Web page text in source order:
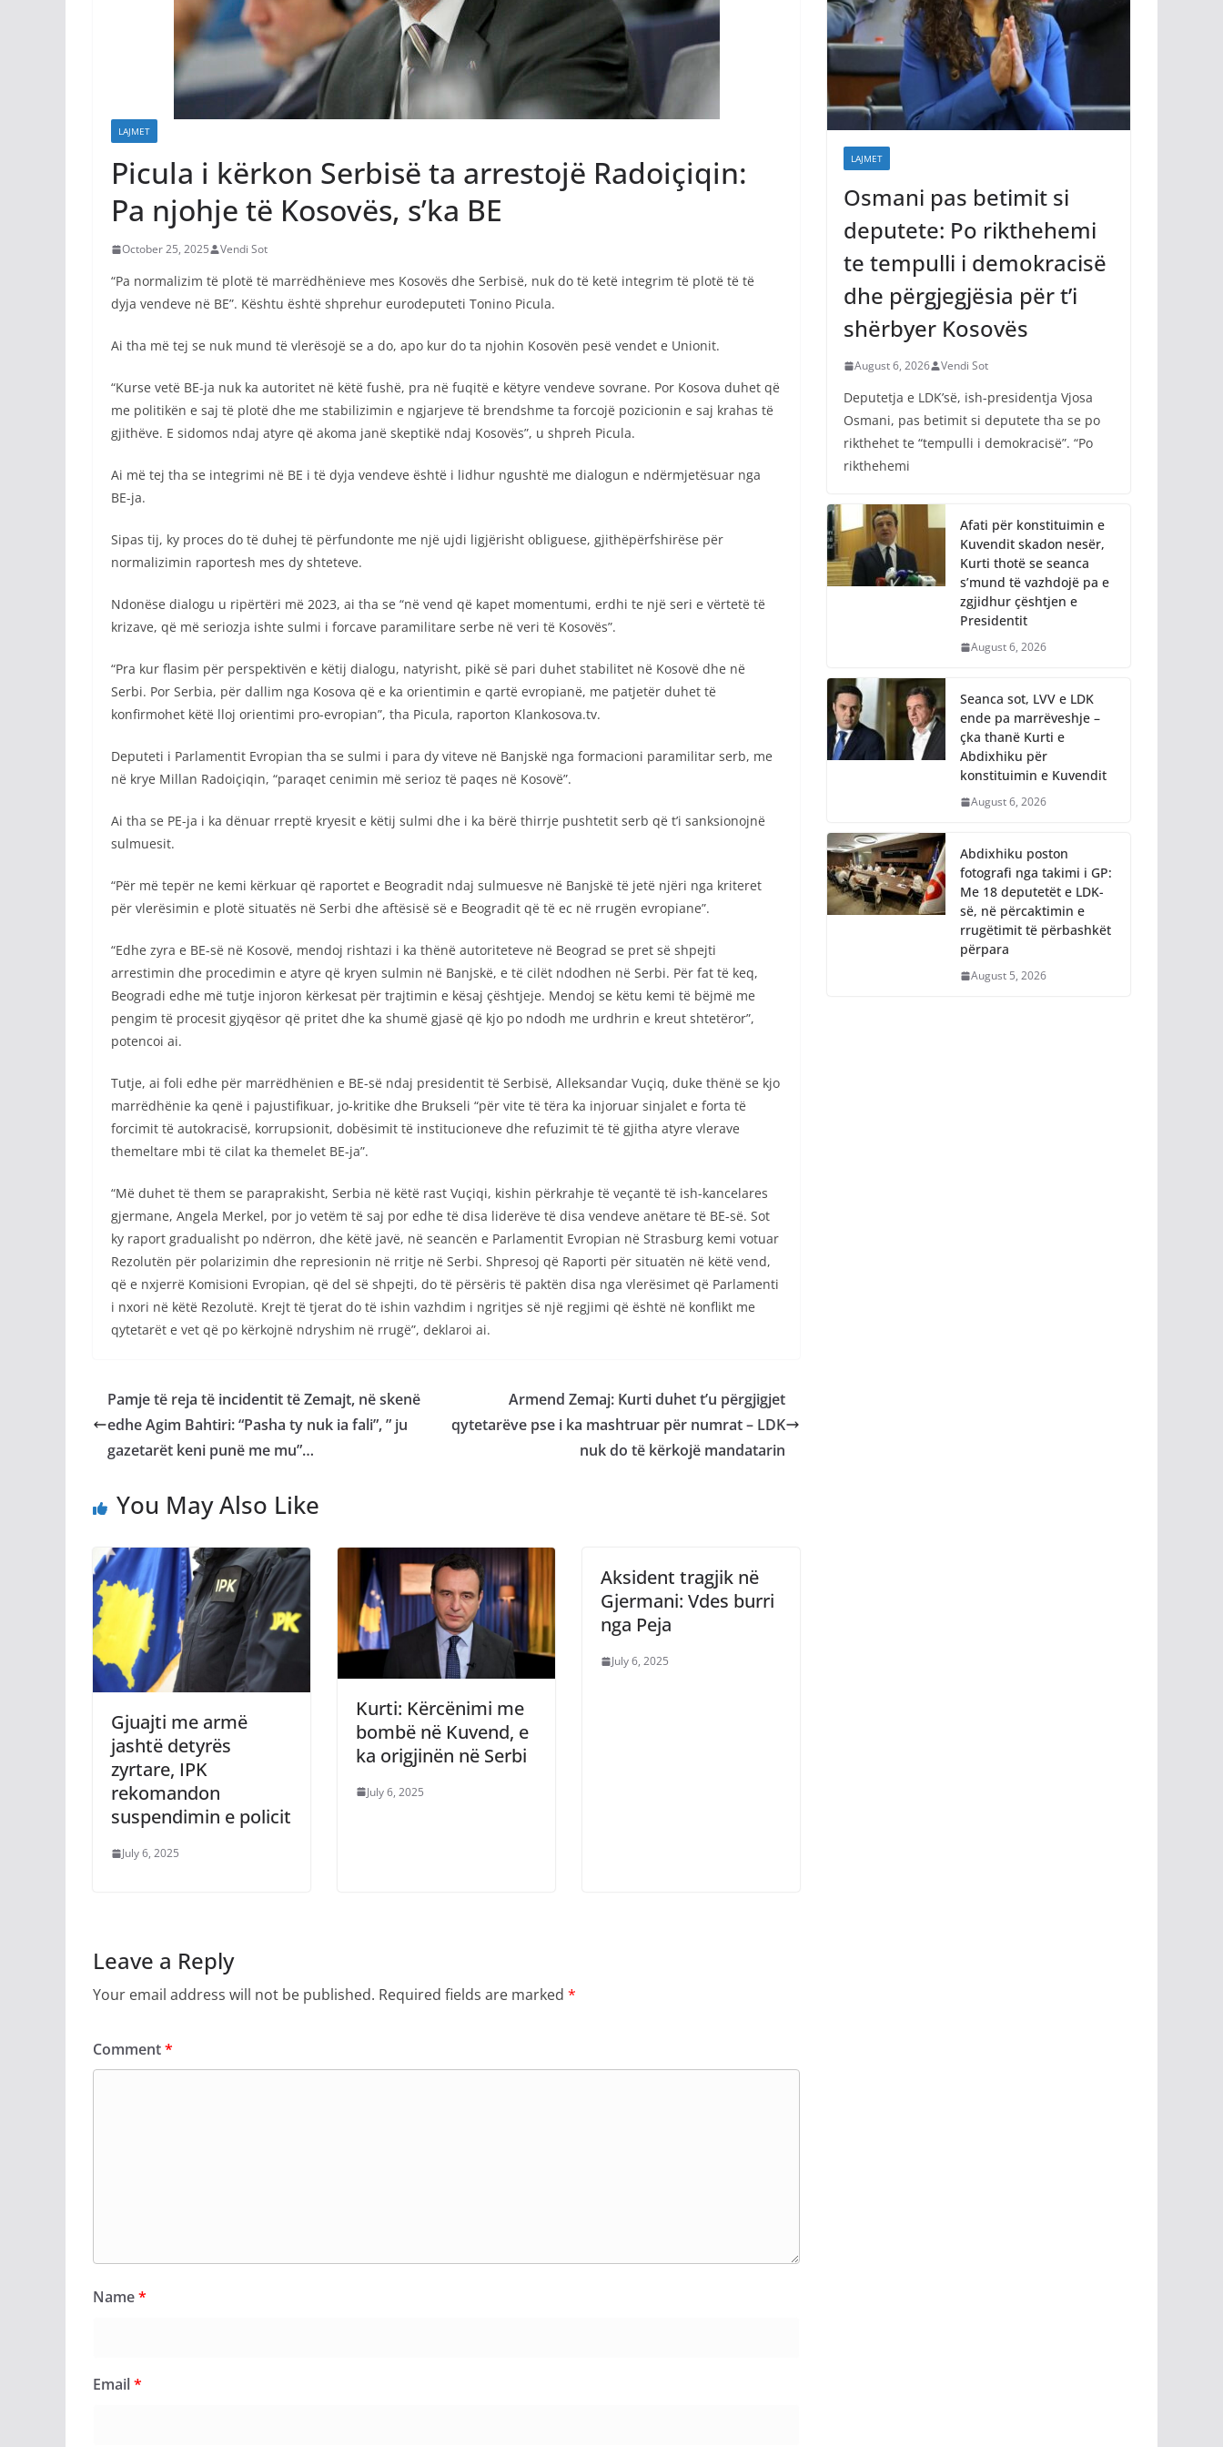
LAJMET
Picula i kërkon Serbisë ta arrestojë Radoiçiqin:
Pa njohje të Kosovës, s’ka BE
October 25, 2025 Vendi Sot
“Pa normalizim të plotë të marrëdhënieve mes Kosovës dhe Serbisë, nuk do të ketë integrim të plotë të të
dyja vendeve në BE”. Kështu është shprehur eurodeputeti Tonino Picula.
Ai tha më tej se nuk mund të vlerësojë se a do, apo kur do ta njohin Kosovën pesë vendet e Unionit.
“Kurse vetë BE-ja nuk ka autoritet në këtë fushë, pra në fuqitë e këtyre vendeve sovrane. Por Kosova duhet që
me politikën e saj të plotë dhe me stabilizimin e ngjarjeve të brendshme ta forcojë pozicionin e saj krahas të
gjithëve. E sidomos ndaj atyre që akoma janë skeptikë ndaj Kosovës”, u shpreh Picula.
Ai më tej tha se integrimi në BE i të dyja vendeve është i lidhur ngushtë me dialogun e ndërmjetësuar nga
BE-ja.
Sipas tij, ky proces do të duhej të përfundonte me një ujdi ligjërisht obliguese, gjithëpërfshirëse për
normalizimin raportesh mes dy shteteve.
Ndonëse dialogu u ripërtëri më 2023, ai tha se “në vend që kapet momentumi, erdhi te një seri e vërtetë të
krizave, që më seriozja ishte sulmi i forcave paramilitare serbe në veri të Kosovës”.
“Pra kur flasim për perspektivën e këtij dialogu, natyrisht, pikë së pari duhet stabilitet në Kosovë dhe në
Serbi. Por Serbia, për dallim nga Kosova që e ka orientimin e qartë evropianë, me patjetër duhet të
konfirmohet këtë lloj orientimi pro-evropian”, tha Picula, raporton Klankosova.tv.
Deputeti i Parlamentit Evropian tha se sulmi i para dy viteve në Banjskë nga formacioni paramilitar serb, me
në krye Millan Radoiçiqin, “paraqet cenimin më serioz të paqes në Kosovë”.
Ai tha se PE-ja i ka dënuar rreptë kryesit e këtij sulmi dhe i ka bërë thirrje pushtetit serb që t’i sanksionojnë
sulmuesit.
“Për më tepër ne kemi kërkuar që raportet e Beogradit ndaj sulmuesve në Banjskë të jetë njëri nga kriteret
për vlerësimin e plotë situatës në Serbi dhe aftësisë së e Beogradit që të ec në rrugën evropiane”.
“Edhe zyra e BE-së në Kosovë, mendoj rishtazi i ka thënë autoriteteve në Beograd se pret së shpejti
arrestimin dhe procedimin e atyre që kryen sulmin në Banjskë, e të cilët ndodhen në Serbi. Për fat të keq,
Beogradi edhe më tutje injoron kërkesat për trajtimin e kësaj çështjeje. Mendoj se këtu kemi të bëjmë me
pengim të procesit gjyqësor që pritet dhe ka shumë gjasë që kjo po ndodh me urdhrin e kreut shtetëror”,
potencoi ai.
Tutje, ai foli edhe për marrëdhënien e BE-së ndaj presidentit të Serbisë, Alleksandar Vuçiq, duke thënë se kjo
marrëdhënie ka qenë i pajustifikuar, jo-kritike dhe Brukseli “për vite të tëra ka injoruar sinjalet e forta të
forcimit të autokracisë, korrupsionit, dobësimit të institucioneve dhe refuzimit të të gjitha atyre vlerave
themeltare mbi të cilat ka themelet BE-ja”.
“Më duhet të them se paraprakisht, Serbia në këtë rast Vuçiqi, kishin përkrahje të veçantë të ish-kancelares
gjermane, Angela Merkel, por jo vetëm të saj por edhe të disa liderëve të disa vendeve anëtare të BE-së. Sot
ky raport gradualisht po ndërron, dhe këtë javë, në seancën e Parlamentit Evropian në Strasburg kemi votuar
Rezolutën për polarizimin dhe represionin në rritje në Serbi. Shpresoj që Raporti për situatën në këtë vend,
që e nxjerrë Komisioni Evropian, që del së shpejti, do të përsëris të paktën disa nga vlerësimet që Parlamenti
i nxori në këtë Rezolutë. Krejt të tjerat do të ishin vazhdim i ngritjes së një regjimi që është në konflikt me
qytetarët e vet që po kërkojnë ndryshim në rrugë”, deklaroi ai.
Pamje të reja të incidentit të Zemajt, në skenë
edhe Agim Bahtiri: “Pasha ty nuk ia fali”, ” ju
gazetarët keni punë me mu”…
Armend Zemaj: Kurti duhet t’u përgjigjet
qytetarëve pse i ka mashtruar për numrat – LDK
nuk do të kërkojë mandatarin
You May Also Like
Gjuajti me armë
jashtë detyrës
zyrtare, IPK
rekomandon
suspendimin e policit
July 6, 2025
Kurti: Kërcënimi me
bombë në Kuvend, e
ka origjinën në Serbi
July 6, 2025
Aksident tragjik në
Gjermani: Vdes burri
nga Peja
July 6, 2025
Leave a Reply
Your email address will not be published. Required fields are marked *
Comment*
Name*
Email*
LAJMET
Osmani pas betimit si
deputete: Po rikthehemi
te tempulli i demokracisë
dhe përgjegjësia për t’i
shërbyer Kosovës
August 6, 2026 Vendi Sot
Deputetja e LDK’së, ish-presidentja Vjosa
Osmani, pas betimit si deputete tha se po
rikthehet te “tempulli i demokracisë”. “Po
rikthehemi
Afati për konstituimin e
Kuvendit skadon nesër,
Kurti thotë se seanca
s’mund të vazhdojë pa e
zgjidhur çështjen e
Presidentit
August 6, 2026
Seanca sot, LVV e LDK
ende pa marrëveshje –
çka thanë Kurti e
Abdixhiku për
konstituimin e Kuvendit
August 6, 2026
Abdixhiku poston
fotografi nga takimi i GP:
Me 18 deputetët e LDK-
së, në përcaktimin e
rrugëtimit të përbashkët
përpara
August 5, 2026